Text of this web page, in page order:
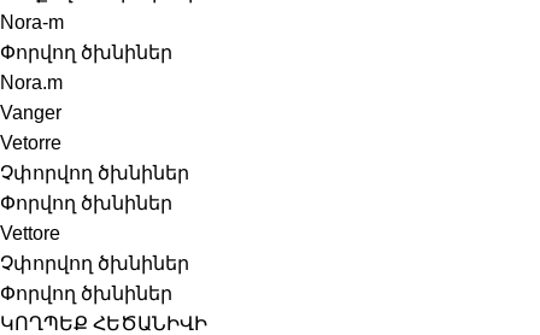
Nora-m
Փորվող ծխնիներ
Nora.m
Vanger
Vetorre
Չփորվող ծխնիներ
Փորվող ծխնիներ
Vettore
Չփորվող ծխնիներ
Փորվող ծխնիներ
ԿՈՂՊԵՔ ՀԵԾԱՆԻՎԻ